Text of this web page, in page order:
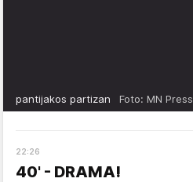
pantijakos partizan Foto: MN Press
22:26
40' - DRAMA!